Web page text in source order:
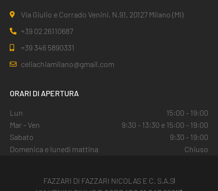
Via Giulio e Corrado Venini, N.91, 20127 Milano (MI)
+39 02 26110687
+39 346 5890331
celiachiamilano@gmail.com
ORARI DI APERTURA
Lun
15:00 - 19:00
Mar - Ven
9:30 - 13:30 e 15:00 - 19:00
Sabato
9:30 - 19:00
Domenica e lunedì mattina
Chiuso
FAZZARI DI FAZZARI NICOLAS E C. S.A.S